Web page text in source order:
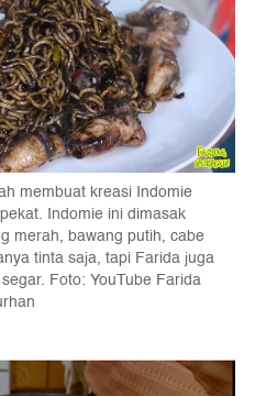
membuat kreasi Indomie
Indomie ini dimasak
merah, bawang putih, cabe
tinta saja, tapi Farida juga
Foto: YouTube Farida